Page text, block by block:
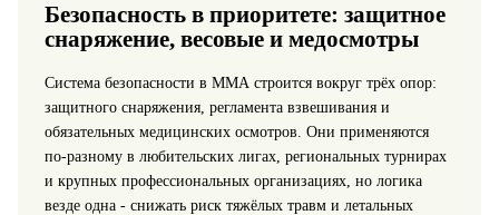
Безопасность в приоритете: защитное
снаряжение, весовые и медосмотры
Система безопасности в ММА строится вокруг трёх опор:
защитного снаряжения, регламента взвешивания и
обязательных медицинских осмотров. Они применяются
по‑разному в любительских лигах, региональных турнирах
и крупных профессиональных организациях, но логика
везде одна - снижать риск тяжёлых травм и летальных